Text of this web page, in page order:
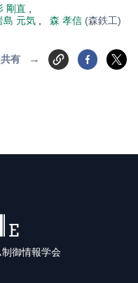
剛直
島 元気 森 孝信 (森鉄工)
有 →
御情報学会